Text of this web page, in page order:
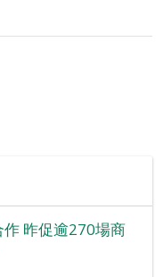
作 昨促逾270場商